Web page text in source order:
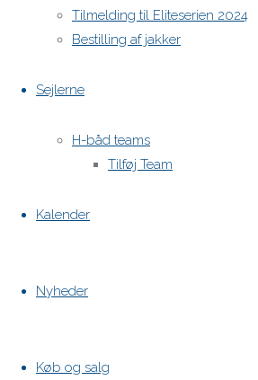
Tilmelding til Eliteserien 2024
Bestilling af jakker
Sejlerne
H-båd teams
Tilføj Team
Kalender
Nyheder
Køb og salg